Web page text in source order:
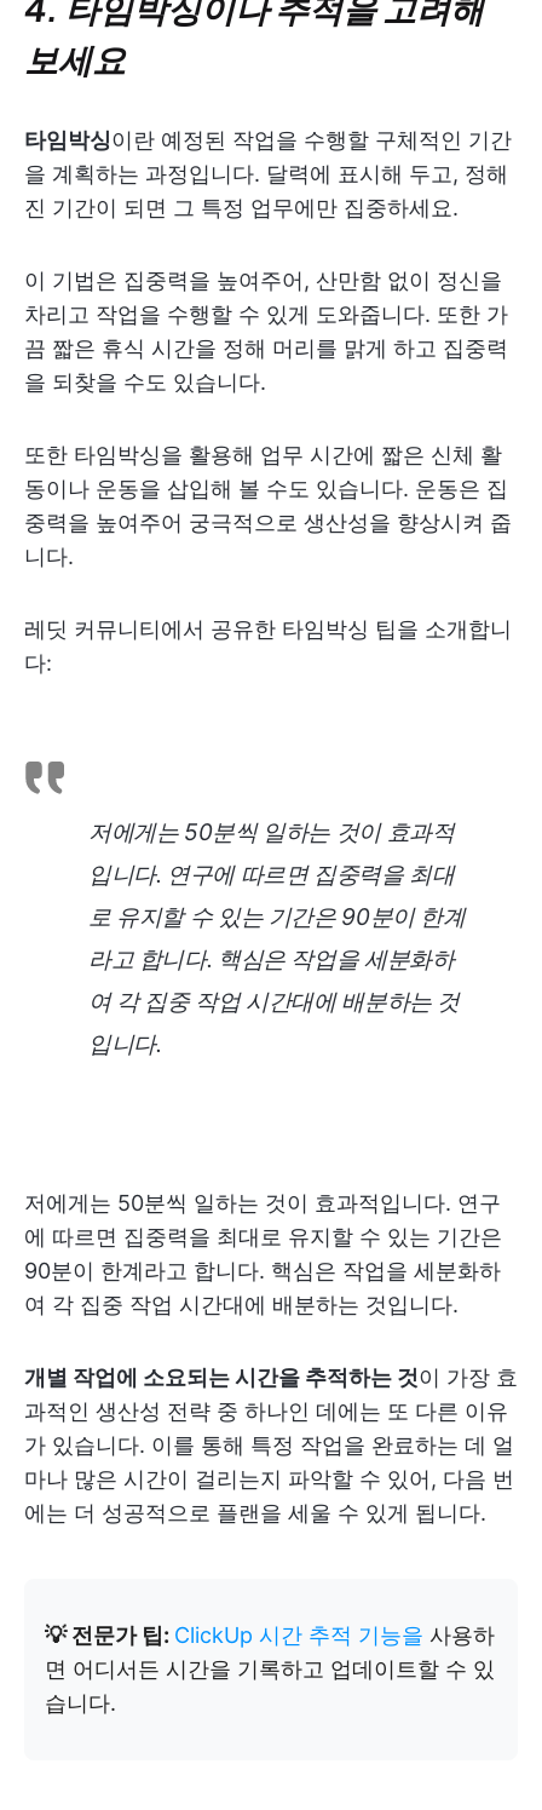
보세요
타임박싱이란 예정된 작업을 수행할 구체적인 기간
을 계획하는 과정입니다. 달력에 표시해 두고, 정해
진 기간이 되면 그 특정 업무에만 집중하세요.
이 기법은 집중력을 높여주어, 산만함 없이 정신을
차리고 작업을 수행할 수 있게 도와줍니다. 또한 가
끔 짧은 휴식 시간을 정해 머리를 맑게 하고 집중력
을 되찾을 수도 있습니다.
또한 타임박싱을 활용해 업무 시간에 짧은 신체 활
동이나 운동을 삽입해 볼 수도 있습니다. 운동은 집
중력을 높여주어 궁극적으로 생산성을 향상시켜 줍
니다.
레딧 커뮤니티에서 공유한 타임박싱 팁을 소개합니
다:
저에게는 50분씩 일하는 것이 효과적
입니다. 연구에 따르면 집중력을 최대
로 유지할 수 있는 기간은 90분이 한계
라고 합니다. 핵심은 작업을 세분화하
여 각 집중 작업 시간대에 배분하는 것
입니다.
저에게는 50분씩 일하는 것이 효과적입니다. 연구
에 따르면 집중력을 최대로 유지할 수 있는 기간은
90분이 한계라고 합니다. 핵심은 작업을 세분화하
여 각 집중 작업 시간대에 배분하는 것입니다.
개별 작업에 소요되는 시간을 추적하는 것이 가장 효
과적인 생산성 전략 중 하나인 데에는 또 다른 이유
가 있습니다. 이를 통해 특정 작업을 완료하는 데 얼
마나 많은 시간이 걸리는지 파악할 수 있어, 다음 번
에는 더 성공적으로 플랜을 세울 수 있게 됩니다.
💡 전문가 팁: ClickUp 시간 추적 기능을 사용하
면 어디서든 시간을 기록하고 업데이트할 수 있
습니다.